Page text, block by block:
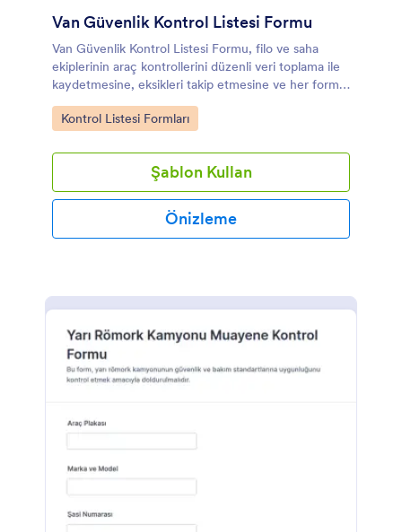
Van Güvenlik Kontrol Listesi Formu
Van Güvenlik Kontrol Listesi Formu, filo ve saha
ekiplerinin araç kontrollerini düzenli veri toplama ile
kaydetmesine, eksikleri takip etmesine ve her form
yanıtını Jotform üzerinden yönetmesine yardımcı
olur.
Go to Category:
Kontrol Listesi Formları
Şablon Kullan
Önizleme